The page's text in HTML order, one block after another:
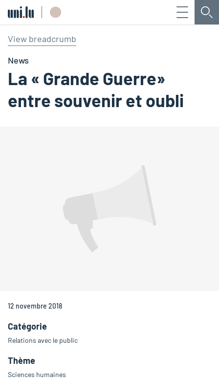
Menu
View breadcrumb
News
La « Grande Guerre»
entre souvenir et oubli
12 novembre 2018
Catégorie
Relations avec le public
Thème
Sciences humaines